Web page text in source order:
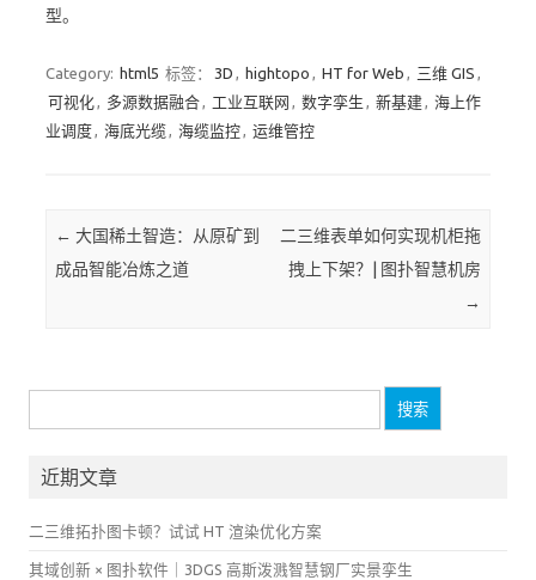
型。
Category: html5 标签： 3D hightopo HT for Web 三维 GIS
可视化
多源数据融合 工业互联网 数字孪生 新基建
海上作
业调度
海底光缆 海缆监控 运维管控
Post navigation
← 大国稀土智造：从原矿到
成品智能冶炼之道
二三维表单如何实现机柜拖
拽上下架？| 图扑智慧机房
→
索：
近期文章
二三维拓扑图卡顿？试试 HT 渲染优化方案
其域创新 × 图扑软件｜3DGS 高斯泼溅智慧钢厂实景孪生